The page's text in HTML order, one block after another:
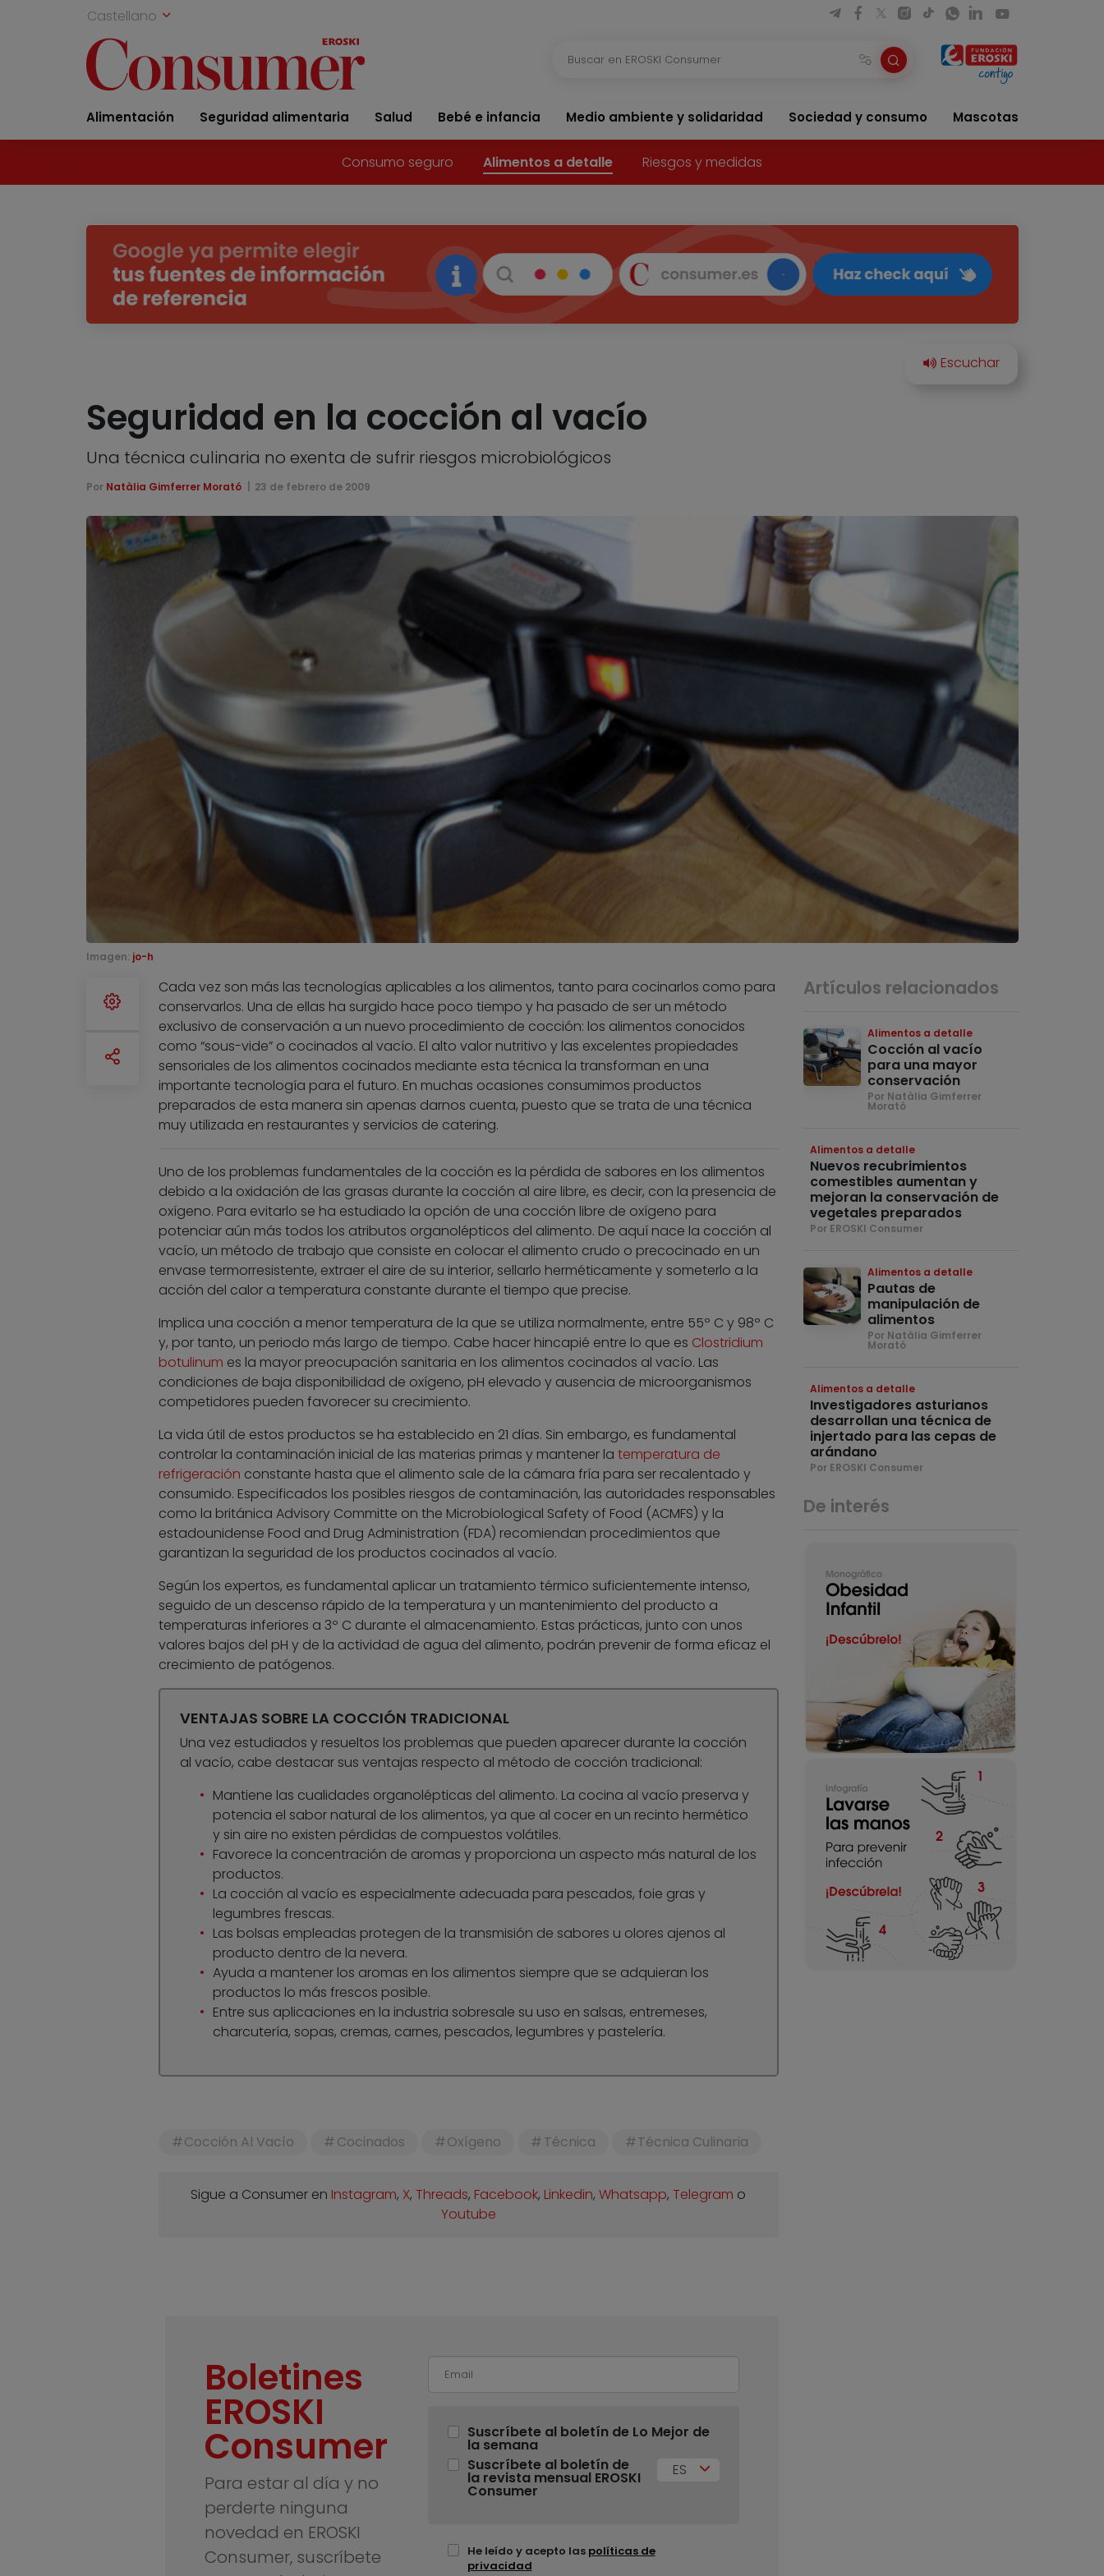
Castellano
Alimentación Seguridad alimentaria Salud Bebé e infancia Medio ambiente y solidaridad Sociedad y consumo Mascotas
Consumo seguro Alimentos a detalle Riesgos y medidas
Seguridad en la cocción al vacío
Una técnica culinaria no exenta de sufrir riesgos microbiológicos
Por Natàlia Gimferrer Morató 23 de febrero de 2009
Imagen: jo-h
Cada vez son más las tecnologías aplicables a los alimentos, tanto para cocinarlos como para
conservarlos. Una de ellas ha surgido hace poco tiempo y ha pasado de ser un método
exclusivo de conservación a un nuevo procedimiento de cocción: los alimentos conocidos
como “sous-vide” o cocinados al vacío. El alto valor nutritivo y las excelentes propiedades
sensoriales de los alimentos cocinados mediante esta técnica la transforman en una
importante tecnología para el futuro. En muchas ocasiones consumimos productos
preparados de esta manera sin apenas darnos cuenta, puesto que se trata de una técnica
muy utilizada en restaurantes y servicios de catering.
Uno de los problemas fundamentales de la cocción es la pérdida de sabores en los alimentos
debido a la oxidación de las grasas durante la cocción al aire libre, es decir, con la presencia de
oxígeno. Para evitarlo se ha estudiado la opción de una cocción libre de oxígeno para
potenciar aún más todos los atributos organolépticos del alimento. De aquí nace la cocción al
vacío, un método de trabajo que consiste en colocar el alimento crudo o precocinado en un
envase termorresistente, extraer el aire de su interior, sellarlo herméticamente y someterlo a la
acción del calor a temperatura constante durante el tiempo que precise.
Implica una cocción a menor temperatura de la que se utiliza normalmente, entre 55º C y 98º C
y, por tanto, un periodo más largo de tiempo. Cabe hacer hincapié entre lo que es Clostridium
botulinum es la mayor preocupación sanitaria en los alimentos cocinados al vacío. Las
condiciones de baja disponibilidad de oxígeno, pH elevado y ausencia de microorganismos
competidores pueden favorecer su crecimiento.
La vida útil de estos productos se ha establecido en 21 días. Sin embargo, es fundamental
controlar la contaminación inicial de las materias primas y mantener la temperatura de
refrigeración constante hasta que el alimento sale de la cámara fría para ser recalentado y
consumido. Especificados los posibles riesgos de contaminación, las autoridades responsables
como la británica Advisory Committe on the Microbiological Safety of Food (ACMFS) y la
estadounidense Food and Drug Administration (FDA) recomiendan procedimientos que
garantizan la seguridad de los productos cocinados al vacío.
Según los expertos, es fundamental aplicar un tratamiento térmico suficientemente intenso,
seguido de un descenso rápido de la temperatura y un mantenimiento del producto a
temperaturas inferiores a 3º C durante el almacenamiento. Estas prácticas, junto con unos
valores bajos del pH y de la actividad de agua del alimento, podrán prevenir de forma eficaz el
crecimiento de patógenos.
VENTAJAS SOBRE LA COCCIÓN TRADICIONAL
Una vez estudiados y resueltos los problemas que pueden aparecer durante la cocción
al vacío, cabe destacar sus ventajas respecto al método de cocción tradicional:
Mantiene las cualidades organolépticas del alimento. La cocina al vacío preserva y
potencia el sabor natural de los alimentos, ya que al cocer en un recinto hermético
y sin aire no existen pérdidas de compuestos volátiles.
Favorece la concentración de aromas y proporciona un aspecto más natural de los
productos.
La cocción al vacío es especialmente adecuada para pescados, foie gras y
legumbres frescas.
Las bolsas empleadas protegen de la transmisión de sabores u olores ajenos al
producto dentro de la nevera.
Ayuda a mantener los aromas en los alimentos siempre que se adquieran los
productos lo más frescos posible.
Entre sus aplicaciones en la industria sobresale su uso en salsas, entremeses,
charcutería, sopas, cremas, carnes, pescados, legumbres y pastelería.
Cocción Al Vacío Cocinados Oxígeno Técnica Técnica Culinaria
Sigue a Consumer en Instagram, X,Threads, Facebook, Linkedin,Whatsapp,Telegram o
Youtube
Boletines
EROSKI
Consumer
Para estar al día y no
perderte ninguna
novedad en EROSKI
Consumer, suscríbete
Suscríbete al boletín de Lo Mejor de
la semana
Suscríbete al boletín de
la revista mensual EROSKI
Consumer
ES
He leído y acepto las políticas de
privacidad
Artículos relacionados
Alimentos a detalle
Cocción al vacío
para una mayor
conservación
Por Natàlia Gimferrer
Morató
Alimentos a detalle
Nuevos recubrimientos
comestibles aumentan y
mejoran la conservación de
vegetales preparados
Por EROSKI Consumer
Alimentos a detalle
Pautas de
manipulación de
alimentos
Por Natàlia Gimferrer
Morató
Alimentos a detalle
Investigadores asturianos
desarrollan una técnica de
injertado para las cepas de
arándano
Por EROSKI Consumer
De interés